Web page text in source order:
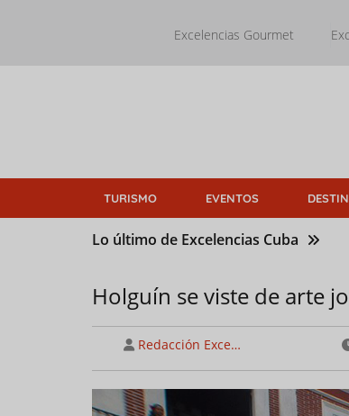
Excelencias Gourmet
TURISMO EVENTOS
Lo último de Excelencias Cuba
Holguín se viste de arte
Redacción Exce…